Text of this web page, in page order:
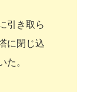
引き取ら
に閉じ込
た。